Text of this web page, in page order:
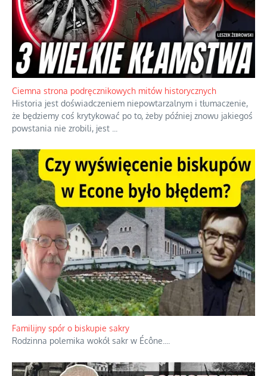
Szlachetna duma z historycznego braku rozsądku
Jednym z dziedzictw polskiej kontrreformacji jest skłonność do
oceniania wszystkiego w kategoriach moralnych, w tym
również polityki międzynarodowej, a...
Ciemna strona podręcznikowych mitów historycznych
Historia jest doświadczeniem niepowtarzalnym i tłumaczenie,
że będziemy coś krytykować po to, żeby później znowu jakiegoś
powstania nie zrobili, jest...